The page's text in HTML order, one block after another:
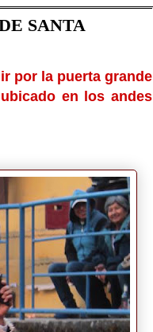
SANTA
por la puerta grande
en los andes